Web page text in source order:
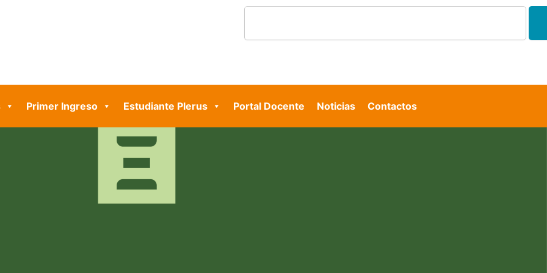
Search
Primer Ingreso Estudiante Plerus Portal Docente Noticias Contactos